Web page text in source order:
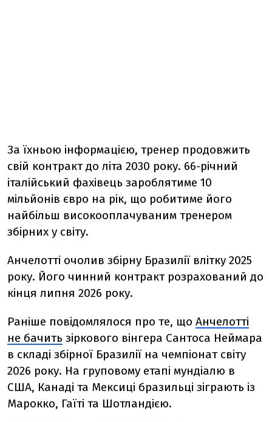
За їхньою інформацією, тренер продовжить
свій контракт до літа 2030 року. 66-річний
італійський фахівець зароблятиме 10
мільйонів євро на рік, що робитиме його
найбільш високооплачуваним тренером
збірних у світу.
Анчелотті очолив збірну Бразилії влітку 2025
року. Його чинний контракт розрахований до
кінця липня 2026 року.
Раніше повідомлялося про те, що Анчелотті
не бачить зіркового вінгера Сантоса Неймара
в складі збірної Бразилії на чемпіонат світу
2026 року. На груповому етапі мундіалю в
США, Канаді та Мексиці бразильці зіграють із
Марокко, Гаїті та Шотландією.